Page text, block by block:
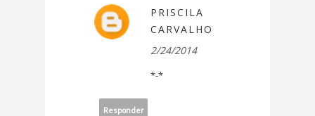
PRISCILA
CARVALHO
2/24/2014
*-*
Responder